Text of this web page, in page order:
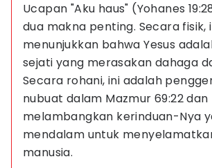
Ucapan "Aku haus" (Yohanes
dua makna penting. Secara fisik,
menunjukkan bahwa Yesus
sejati yang merasakan dahaga
Secara rohani, ini adalah
nubuat dalam Mazmur 69:22 dan
melambangkan kerinduan-Nya
mendalam untuk
manusia.